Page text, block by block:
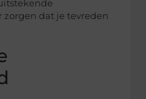
zorgen dat je tevreden